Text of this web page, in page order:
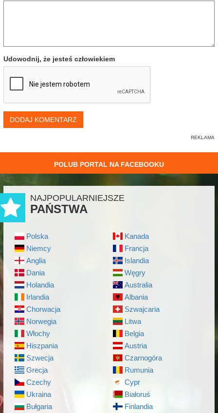
Udowodnij, że jesteś człowiekiem
DODAJ KOMENTARZ
POLUB PORTAL NA FACEBOOKU
NAJPOPULARNIEJSZE
PAŃSTWA
Polska
Niemcy
Anglia
Dania
Holandia
Irlandia
Chorwacja
Norwegia
Włochy
Hiszpania
Szwecja
Grecja
Czechy
Ukraina
Bułgaria
Kanada
Francja
Islandia
Węgry
Australia
Albania
Szwajcaria
Litwa
Belgia
Austria
Czarnogóra
Rumunia
Cypr
Białoruś
Finlandia